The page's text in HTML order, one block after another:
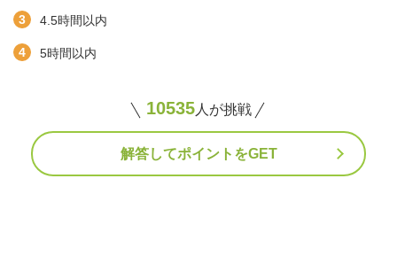
4.5時間以内
5時間以内
10535人が挑戦
解答してポイントをGET